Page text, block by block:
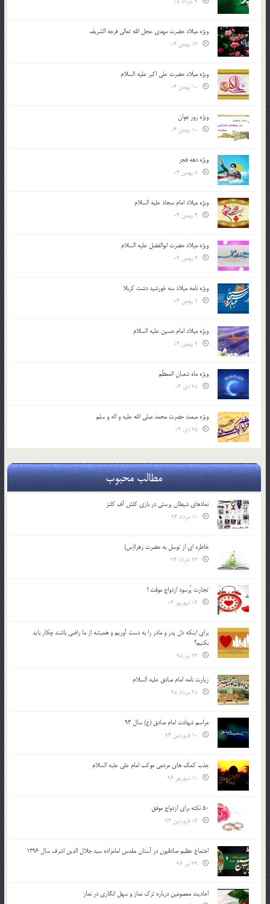
ویژه میلاد حضرت مهدی عجل الله تعالی فرجه الشريف
ویژه میلاد حضرت علی اکبر علیه السلام
ویژه روز جوان
ویژه دهه فجر
ویژه میلاد امام سجاد علیه السلام
ویژه میلاد حضرت ابوالفضل علیه السلام
ویژه نامه میلاد سه خورشید دشت کربلا
ویژه میلاد امام حسین علیه السلام
ویژه ماه شعبان المعظّم
ویژه مبعث حضرت محمد صلی الله علیه و اله و سلم
مطالب محبوب
نمادهای شیطان پرستی در بازی کلش آف کلنز
خاطره ای از توسل به حضرت زهرا(س)
تجارت پُرسود ازدواج موقت !
براي اينكه دل پدر و مادر را به دست آوريم و هميشه از ما راضي باشند چكار بايد
بكنيم؟
زیارت نامه امام صادق علیه السلام
مراسم شهادت امام صادق (ع) سال 93
جذب کمک های مردمی موکب امام علی علیه السلام
50 نکته برای ازدواج موفق
اجتماع عظیم صادقیون در آستان مقدس امامزاده سید جلال الدین اشرف سال 1396
احادیث معصومین درباره ترک نماز و سهل انگاری در نماز